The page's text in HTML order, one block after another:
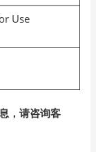
Use
，请咨询客